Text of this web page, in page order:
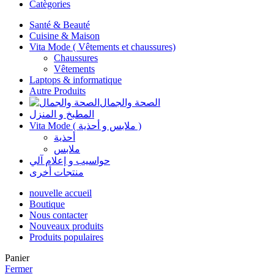
Catègories
Santé & Beauté
Cuisine & Maison
Vita Mode ( Vêtements et chaussures)
Chaussures
Vêtements
Laptops & informatique
Autre Produits
الصحة والجمال
المطبخ و المنزل
Vita Mode ( ملابس و أحذية )
أحذية
ملابس
حواسيب و إعلام آلي
منتجات أخرى
nouvelle accueil
Boutique
Nous contacter
Nouveaux produits
Produits populaires
Panier
Fermer